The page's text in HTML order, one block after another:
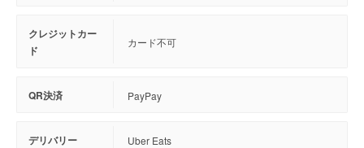
クレジットカー
ド
カード不可
QR決済 PayPay
デリバリー Uber Eats